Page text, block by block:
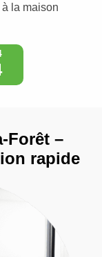
la maison
Forêt –
rapide